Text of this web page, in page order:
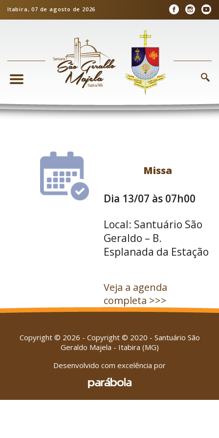
Itabira, 07 de agosto de 2026
Missa
Dia 13/07 às 07h00
Local: Santuário São
Geraldo – B.
Esplanada da Estação
Veja a agenda
completa >>>
Copyright © 2026 - Copyright © 2020 - Santuário São
Geraldo Majela - Itabira (MG)
Desenvolvido com excelência por